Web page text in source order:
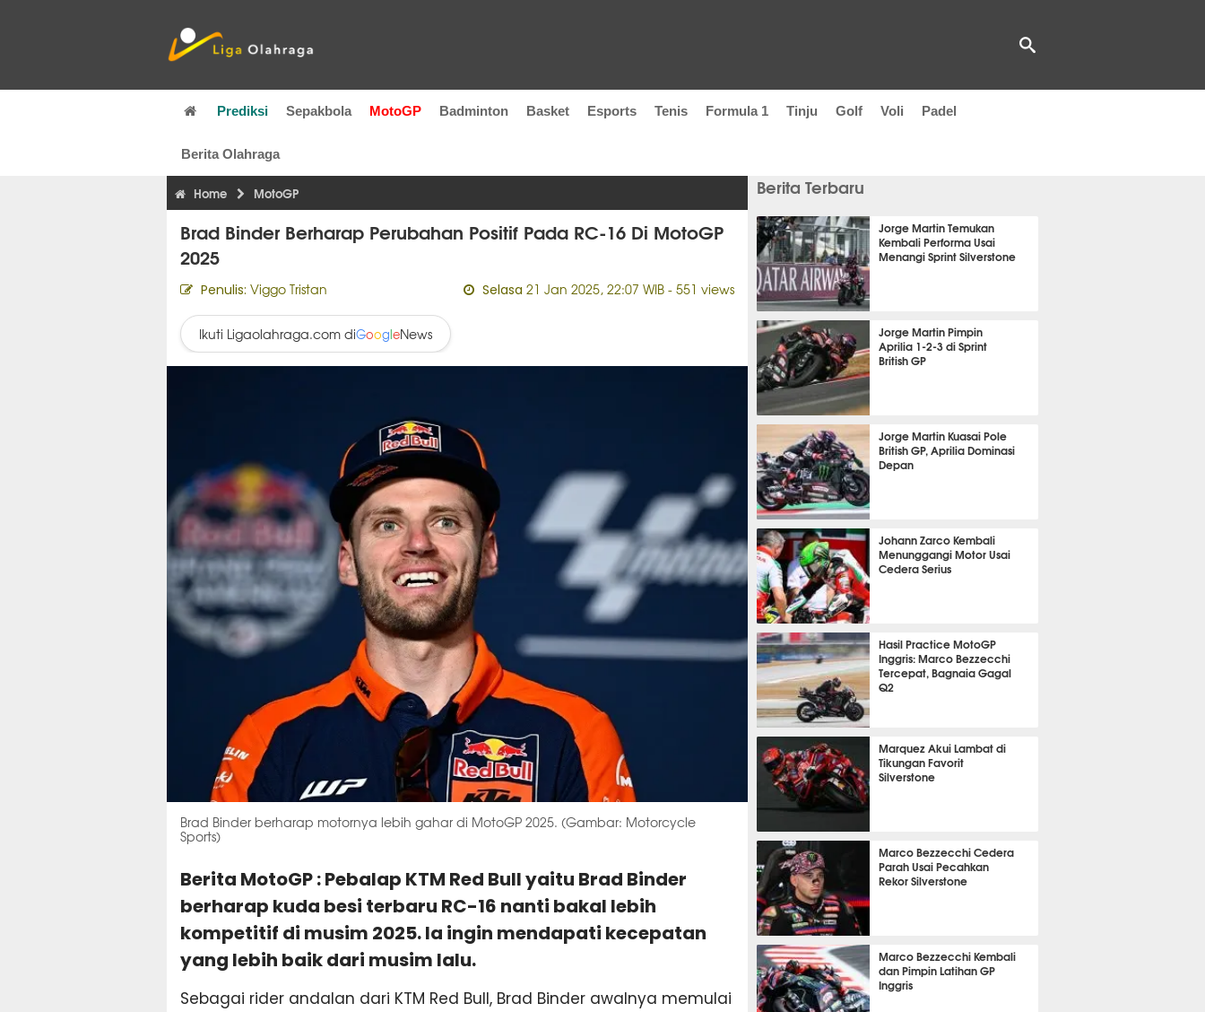
Prediksi Sepakbola MotoGP Badminton Basket Esports Tenis Formula 1 Tinju Golf Voli Padel
Berita Olahraga
Home MotoGP
Brad Binder Berharap Perubahan Positif Pada RC-16 Di MotoGP
2025
Penulis: Viggo Tristan Selasa 21 Jan 2025, 22:07 WIB- 551 views
Ikuti Ligaolahraga.com diGoogleNews
Brad Binder berharap motornya lebih gahar di MotoGP 2025. (Gambar: Motorcycle
Sports)
Berita MotoGP : Pebalap KTM Red Bull yaitu Brad Binder
berharap kuda besi terbaru RC-16 nanti bakal lebih
kompetitif di musim 2025. Ia ingin mendapati kecepatan
yang lebih baik dari musim lalu.
Sebagai rider andalan dari KTM Red Bull, Brad Binder awalnya memulai
Berita Terbaru
Jorge Martin Temukan
Kembali Performa Usai
Menangi Sprint Silverstone
28 menit 16 detik lalu
Jorge Martin Pimpin
Aprilia 1-2-3 di Sprint
British GP
1 jam 39 menit lalu
Jorge Martin Kuasai Pole
British GP, Aprilia Dominasi
Depan
5 jam 16 menit lalu
Johann Zarco Kembali
Menunggangi Motor Usai
Cedera Serius
21 jam 22 menit lalu
Hasil Practice MotoGP
Inggris: Marco Bezzecchi
Tercepat, Bagnaia Gagal
Q2
21 jam 24 menit lalu
Marquez Akui Lambat di
Tikungan Favorit
Silverstone
21 jam 45 menit lalu
Marco Bezzecchi Cedera
Parah Usai Pecahkan
Rekor Silverstone
23 jam 1 menit lalu
Marco Bezzecchi Kembali
dan Pimpin Latihan GP
Inggris